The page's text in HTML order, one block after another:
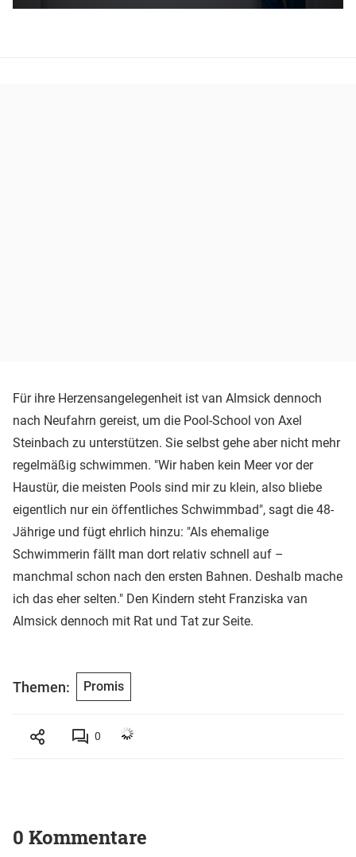
Für ihre Herzensangelegenheit ist van Almsick dennoch
nach Neufahrn gereist, um die Pool-School von Axel
Steinbach zu unterstützen. Sie selbst gehe aber nicht mehr
regelmäßig schwimmen. "Wir haben kein Meer vor der
Haustür, die meisten Pools sind mir zu klein, also bliebe
eigentlich nur ein öffentliches Schwimmbad", sagt die 48-
Jährige und fügt ehrlich hinzu: "Als ehemalige
Schwimmerin fällt man dort relativ schnell auf –
manchmal schon nach den ersten Bahnen. Deshalb mache
ich das eher selten." Den Kindern steht Franziska van
Almsick dennoch mit Rat und Tat zur Seite.
Themen: Promis
0
0 Kommentare